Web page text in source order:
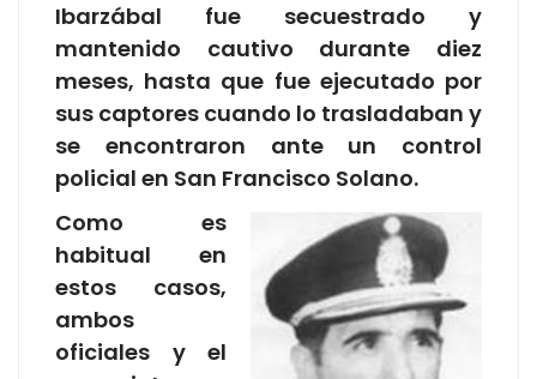
Ibarzábal fue secuestrado y
mantenido cautivo durante diez
meses, hasta que fue ejecutado por
sus captores cuando lo trasladaban y
se encontraron ante un control
policial en San Francisco Solano.
Como es
habitual en
estos casos,
ambos
oficiales y el